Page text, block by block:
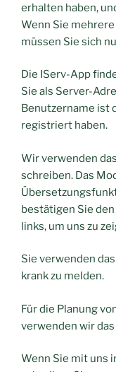
erhalten haben,
Wenn Sie
müssen Sie sich
Die IServ-App
Sie als Server-
Benutzername ist
registriert haben.
Wir verwenden
schreiben. Das
bestätigen Sie
links, um uns zu
Sie verwenden
krank zu melden.
Für die Planung
verwenden wir
Wenn Sie mit uns